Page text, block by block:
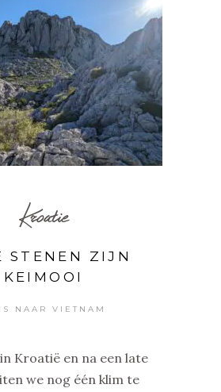
Kroatie
STENEN ZIJN
KEIMOOI
NAAR VIETNAM
Kroatië en na een late
we nog één klim te